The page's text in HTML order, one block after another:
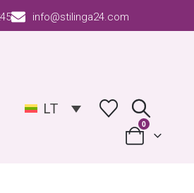
info@stilinga24.com
LT
0